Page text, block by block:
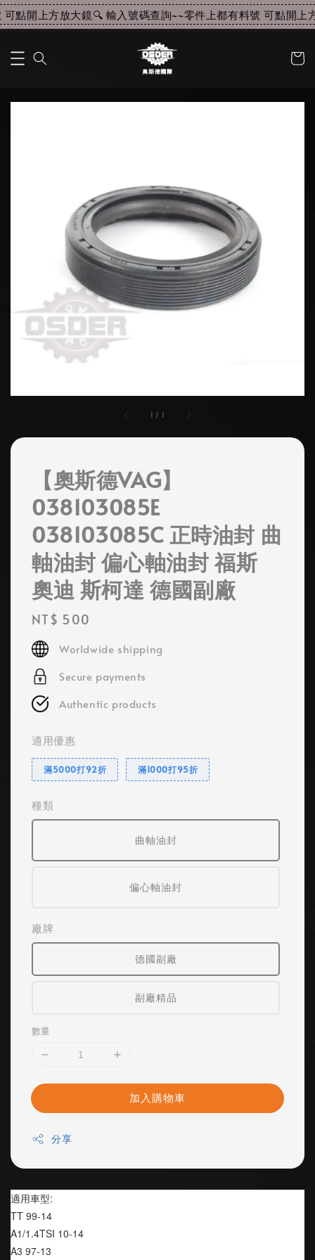
點開上方放大鏡🔍 輸入號碼查詢~~零件上都有料號 可點開上
1 / 1
【奧斯德VAG】
038103085E
038103085C 正時油封 曲
軸油封 偏心軸油封 福斯
奧迪 斯柯達 德國副廠
Regular
price
NT$ 500
Worldwide shipping
Secure payments
Authentic products
適用優惠
滿5000打92折 滿1000打95折
種類
曲軸油封
偏心軸油封
廠牌
德國副廠
副廠精品
數量
加入購物車
分享
適用車型:
TT 99-14
A1/1.4TSI 10-14
A3 97-13